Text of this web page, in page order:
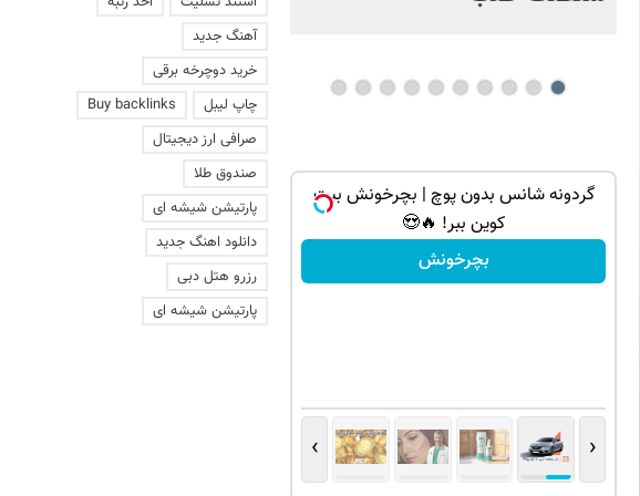
گردونه شانس بدون پوچ | بچرخونش بیت
کوین ببر! 🔥😍
بچرخونش
‹
›
آهنگ جدید
خرید دوچرخه برقی
چاپ لیبل
Buy backlinks
صرافی ارز دیجیتال
صندوق طلا
پارتیشن شیشه ای
دانلود اهنگ جدید
رزرو هتل دبی
پارتیشن شیشه ای